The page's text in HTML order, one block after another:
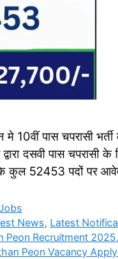
पास चपरासी
दसवी पास
52453 पदों पर
News, Latest
Peon Recruitment 2025,
Peon Vacancy